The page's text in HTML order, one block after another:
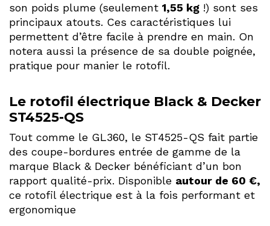
son poids plume (seulement 1,55 kg !) sont ses
principaux atouts. Ces caractéristiques lui
permettent d’être facile à prendre en main. On
notera aussi la présence de sa double poignée,
pratique pour manier le rotofil.
Le rotofil électrique Black & Decker
ST4525-QS
Tout comme le GL360, le ST4525-QS fait partie
des coupe-bordures entrée de gamme de la
marque Black & Decker bénéficiant d’un bon
rapport qualité-prix. Disponible autour de 60 €,
ce rotofil électrique est à la fois performant et
ergonomique